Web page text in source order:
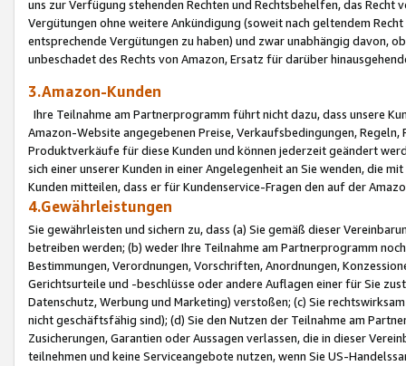
uns zur Verfügung stehenden Rechten und Rechtsbehelfen, das
Vergütungen ohne weitere Ankündigung (soweit nach geltendem
entsprechende Vergütungen zu haben) und zwar unabhängig davon,
unbeschadet des Rechts von Amazon, Ersatz für darüber
3.Amazon-Kunden
Ihre Teilnahme am Partnerprogramm führt nicht dazu, dass unsere
Amazon-Website angegebenen Preise, Verkaufsbedingungen,
Produktverkäufe für diese Kunden und können jederzeit geändert
sich einer unserer Kunden in einer Angelegenheit an Sie wenden, die
Kunden mitteilen, dass er für Kundenservice-Fragen den auf der
4.Gewährleistungen
Sie gewährleisten und sichern zu, dass (a) Sie gemäß dieser
betreiben werden; (b) weder Ihre Teilnahme am Partnerprogramm
Bestimmungen, Verordnungen, Vorschriften, Anordnungen,
Gerichtsurteile und -beschlüsse oder andere Auflagen einer für Sie
Datenschutz, Werbung und Marketing) verstoßen; (c) Sie
nicht geschäftsfähig sind); (d) Sie den Nutzen der Teilnahme am
Zusicherungen, Garantien oder Aussagen verlassen, die in dieser
teilnehmen und keine Serviceangebote nutzen, wenn Sie US-